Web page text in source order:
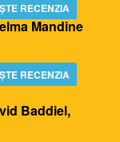
RECENZIA
Mandine
RECENZIA
Baddiel,